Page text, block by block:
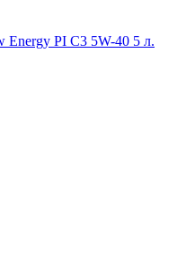
PI C3 5W-40 5 л.